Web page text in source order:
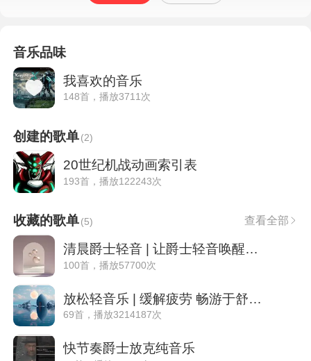
音乐品味
我喜欢的音乐
148首，播放3711次
创建的歌单(2)
20世纪机战动画索引表
193首，播放122243次
收藏的歌单(5) 查看全部
清晨爵士轻音 | 让爵士轻音唤醒你的美好一天
100首，播放57700次
放松轻音乐 | 缓解疲劳 畅游于舒缓音乐海洋
69首，播放3214187次
快节奏爵士放克纯音乐